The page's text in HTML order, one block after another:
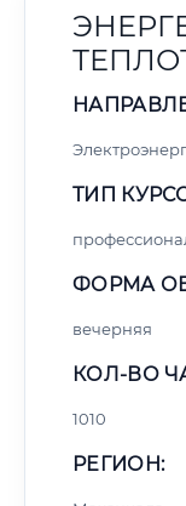
ТИП
ФОРМА
вечерняя
КОЛ-ВО
1010
РЕГИОН: